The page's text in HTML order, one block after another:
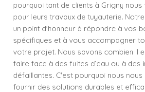
pourquoi tant de clients à Grigny
pour leurs travaux de tuyauterie.
un point d'honneur à répondre à vos
spécifiques et à vous accompagner
votre projet. Nous savons combien il
faire face à des fuites d’eau ou à des
défaillantes. C'est pourquoi nous
fournir des solutions durables et